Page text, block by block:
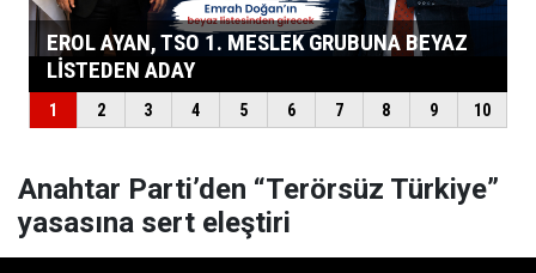
Anahtar Parti’den “Terörsüz Türkiye”
yasasına sert eleştiri